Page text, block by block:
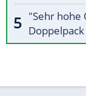
"Sehr hohe
Doppelpack